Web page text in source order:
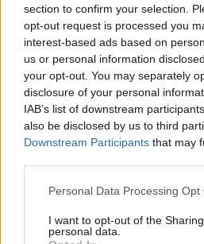
section to confirm your selection.
opt-out request is processed you
interest-based ads based on
us or personal information
your opt-out. You may separately
disclosure of your personal
IAB’s list of downstream
also be disclosed by us to third
Downstream Participants that may
Personal Data Processing Opt
I want to opt-out of the
personal data.
Ansiedad y parto
prepararte